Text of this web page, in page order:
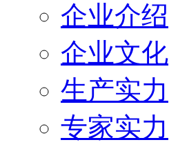
企业介绍
企业文化
生产实力
专家实力